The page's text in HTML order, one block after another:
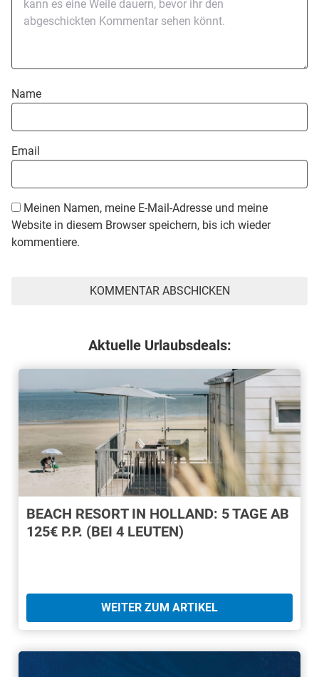
Name
Email
Meinen Namen, meine E-Mail-Adresse und meine
Website in diesem Browser speichern, bis ich wieder
kommentiere.
Aktuelle Urlaubsdeals:
BEACH RESORT IN HOLLAND: 5 TAGE AB
125€ P.P. (BEI 4 LEUTEN)
WEITER ZUM ARTIKEL